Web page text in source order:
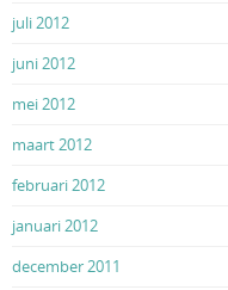
juli 2012
juni 2012
mei 2012
maart 2012
februari 2012
januari 2012
december 2011